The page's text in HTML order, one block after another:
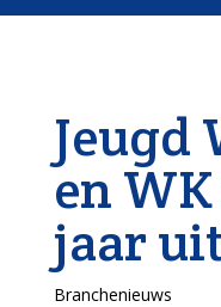
Jeugd
en
jaar
Branchenieuws